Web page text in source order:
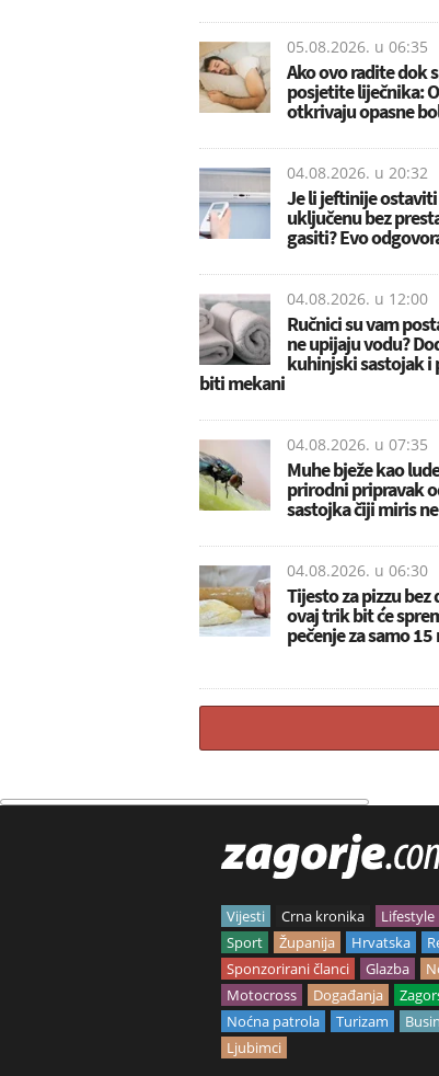
05.08.2026. u 06:35
Ako ovo radite dok
posjetite liječnika:
otkrivaju opasne
04.08.2026. u 20:32
Je li jeftinije
uključenu bez
gasiti? Evo
04.08.2026. u 12:00
Ručnici su vam
ne upijaju vodu?
kuhinjski sastojak i
biti mekani
04.08.2026. u 07:35
Muhe bježe kao
prirodni pripravak
sastojka čiji miris
04.08.2026. u 06:30
Tijesto za pizzu bez
ovaj trik bit će
pečenje za samo
Vijesti Crna kronika Lifestyle
Sport
Županija Hrvatska
Sponzorirani članci
Glazba
Motocross
Događanja
Noćna patrola
Turizam
Ljubimci